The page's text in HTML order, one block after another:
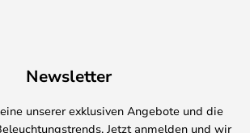
Newsletter
unserer exklusiven Angebote und die
Jetzt anmelden und wir